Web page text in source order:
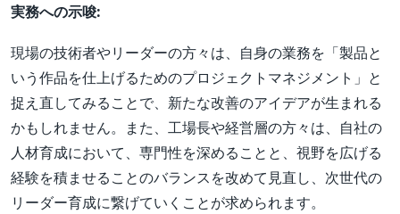
実務への示唆:
現場の技術者やリーダーの方々は、自身の業務を「製品と
いう作品を仕上げるためのプロジェクトマネジメント」と
捉え直してみることで、新たな改善のアイデアが生まれる
かもしれません。また、工場長や経営層の方々は、自社の
人材育成において、専門性を深めることと、視野を広げる
経験を積ませることのバランスを改めて見直し、次世代の
リーダー育成に繋げていくことが求められます。